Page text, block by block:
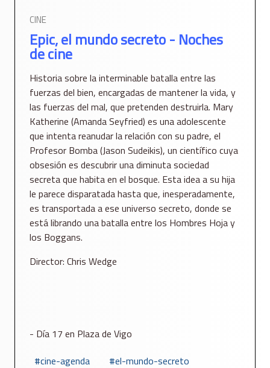
CINE
Epic, el mundo secreto - Noches
de cine
Historia sobre la interminable batalla entre las
fuerzas del bien, encargadas de mantener la vida, y
las fuerzas del mal, que pretenden destruirla. Mary
Katherine (Amanda Seyfried) es una adolescente
que intenta reanudar la relación con su padre, el
Profesor Bomba (Jason Sudeikis), un científico cuya
obsesión es descubrir una diminuta sociedad
secreta que habita en el bosque. Esta idea a su hija
le parece disparatada hasta que, inesperadamente,
es transportada a ese universo secreto, donde se
está librando una batalla entre los Hombres Hoja y
los Boggans.
Director: Chris Wedge
- Día 17 en Plaza de Vigo
cine-agenda
el-mundo-secreto